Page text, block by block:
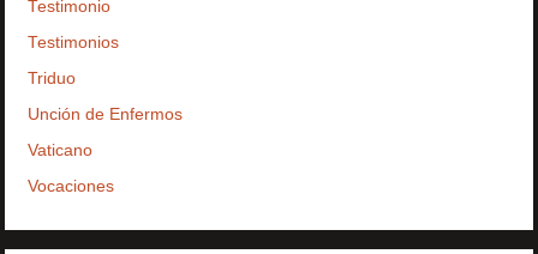
Testimonio
Testimonios
Triduo
Unción de Enfermos
Vaticano
Vocaciones